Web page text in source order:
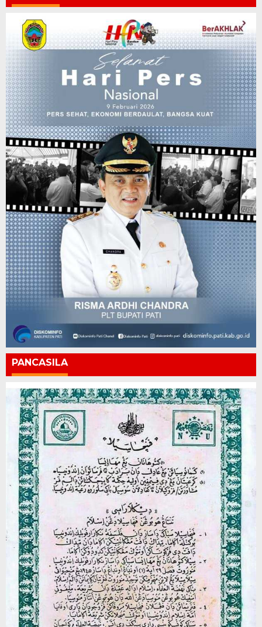
PANCASILA